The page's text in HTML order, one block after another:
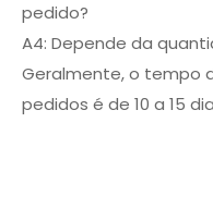
pedido?
A4: Depende da
Geralmente, o tempo
pedidos é de 10 a 15